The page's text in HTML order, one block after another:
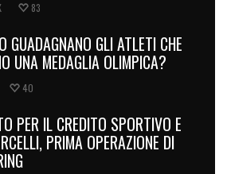
83
GUADAGNANO GLI ATLETI CHE
UNA MEDAGLIA OLIMPICA?
40
PER IL CREDITO SPORTIVO E
PRIMA OPERAZIONE DI